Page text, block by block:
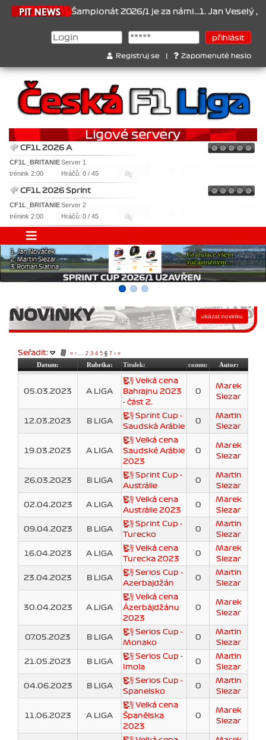
Šampionát 2026/1 je za námi...1. Jan Veselý , 2.
Registruj se Zapomenuté heslo
CF1L 2026 A
CF1L_BRITANIEServer 1
trénink 2:00
Hráčů: 0 / 45
CF1L 2026 Sprint
CF1L_BRITANIEServer 2
trénink 2:00
Hráčů: 0 / 45
NOVINKY
Seřadit: « ‹ 2 3 4 5 6 7 › »
Datum: Rubrika: Titulek: comm: Autor:
05.03.2023 A LIGA
Velká cena
Bahrajnu 2023
- část 2.
0
Marek
Slezar
12.03.2023 B LIGA
Sprint Cup -
Saudská Arábie
0
Martin
Slezar
19.03.2023 A LIGA
Velká cena
Saudské Arábie
2023
0
Marek
Slezar
26.03.2023 B LIGA
Sprint Cup -
Austrálie
0
Martin
Slezar
02.04.2023 A LIGA
Velká cena
Austrálie 2023
0
Marek
Slezar
09.04.2023 B LIGA
Sprint Cup -
Turecko
0
Martin
Slezar
16.04.2023 A LIGA
Velká cena
Turecka 2023
0
Marek
Slezar
23.04.2023 B LIGA
Serios Cup -
Azerbajdžán
0
Martin
Slezar
30.04.2023 A LIGA
Velká cena
Ázerbájdžánu
2023
0
Marek
Slezar
07.05.2023 B LIGA
Serios Cup -
Monako
0
Martin
Slezar
21.05.2023 B LIGA
Serios Cup -
Imola
0
Martin
Slezar
04.06.2023 B LIGA
Serios Cup -
Spanelsko
0
Martin
Slezar
11.06.2023 A LIGA
Velká cena
Španělska
2023
0
Marek
Slezar